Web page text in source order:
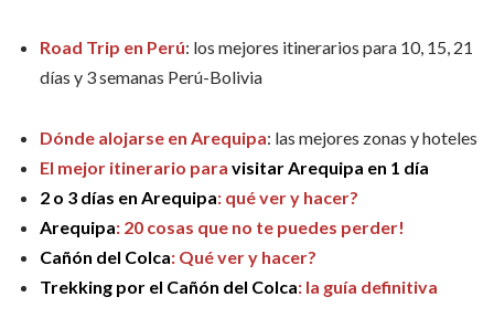
Road Trip en Perú: los mejores itinerarios para 10, 15, 21
días y 3 semanas Perú-Bolivia
Dónde alojarse en Arequipa: las mejores zonas y hoteles
El mejor itinerario para visitar Arequipa en 1 día
2 o 3 días en Arequipa: qué ver y hacer?
Arequipa: 20 cosas que no te puedes perder!
Cañón del Colca: Qué ver y hacer?
Trekking por el Cañón del Colca: la guía definitiva